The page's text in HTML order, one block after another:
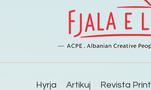
Hyrja Artikuj Revista Print